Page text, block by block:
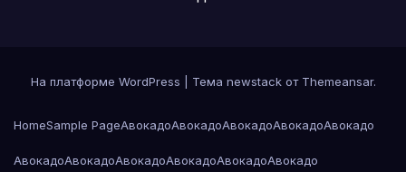
На платформе WordPress Тема newstack от Themeansar.
HomeSample PageАвокадоАвокадоАвокадоАвокадоАвокадо
АвокадоАвокадоАвокадоАвокадоАвокадоАвокадо